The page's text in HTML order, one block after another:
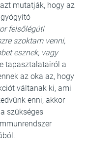
mutatják, hogy az
felsőlégúti
szoktam venni,
esznek, vagy
tapasztalatairól a
az oka az, hogy
váltanak ki, ami
enni, akkor
szükséges